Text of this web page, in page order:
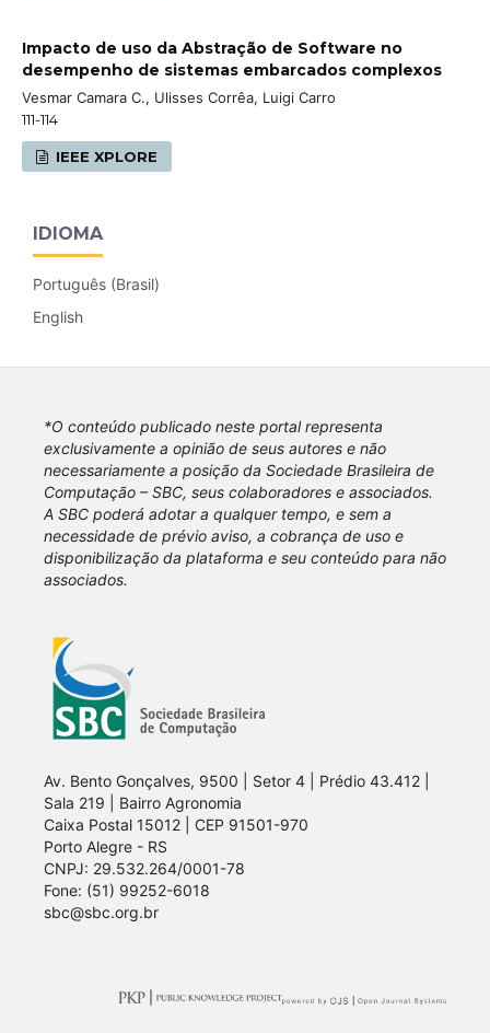
Impacto de uso da Abstração de Software no
desempenho de sistemas embarcados complexos
Vesmar Camara C., Ulisses Corrêa, Luigi Carro
111-114
IEEE XPLORE
IDIOMA
Português (Brasil)
English
*O conteúdo publicado neste portal representa
exclusivamente a opinião de seus autores e não
necessariamente a posição da Sociedade Brasileira de
Computação – SBC, seus colaboradores e associados.
A SBC poderá adotar a qualquer tempo, e sem a
necessidade de prévio aviso, a cobrança de uso e
disponibilização da plataforma e seu conteúdo para não
associados.
Av. Bento Gonçalves, 9500 | Setor 4 | Prédio 43.412 |
Sala 219 | Bairro Agronomia
Caixa Postal 15012 | CEP 91501-970
Porto Alegre - RS
CNPJ: 29.532.264/0001-78
Fone: (51) 99252-6018
sbc@sbc.org.br